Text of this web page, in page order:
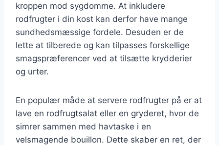
kroppen mod sygdomme. At inkludere
rodfrugter i din kost kan derfor have mange
sundhedsmæssige fordele. Desuden er de
lette at tilberede og kan tilpasses forskellige
smagspræferencer ved at tilsætte krydderier
og urter.
En populær måde at servere rodfrugter på er at
lave en rodfrugtsalat eller en gryderet, hvor de
simrer sammen med havtaske i en
velsmagende bouillon. Dette skaber en ret, der